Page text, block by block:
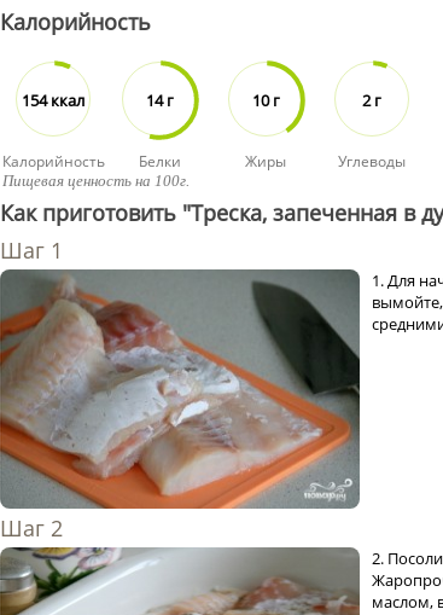
Калорийность
154 ккал
Калорийность
14 г
Белки
10 г
Жиры
2 г
Углеводы
Пищевая ценность на 100г.
Как приготовить "Треска, запеченная в
1. Для
2.
маслом,